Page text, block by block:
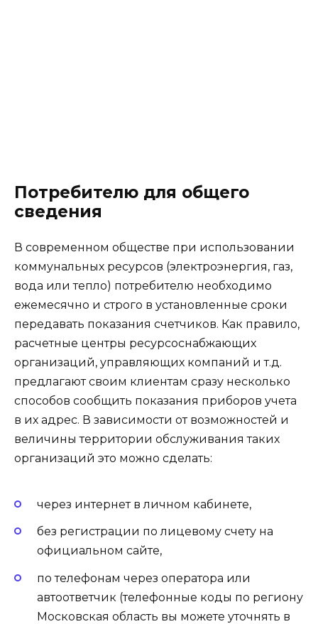
Потребителю для общего
сведения
В современном обществе при использовании
коммунальных ресурсов (электроэнергия, газ,
вода или тепло) потребителю необходимо
ежемесячно и строго в установленные сроки
передавать показания счетчиков. Как правило,
расчетные центры ресурсоснабжающих
организаций, управляющих компаний и т.д.
предлагают своим клиентам сразу несколько
способов сообщить показания приборов учета
в их адрес. В зависимости от возможностей и
величины территории обслуживания таких
организаций это можно сделать:
через интернет в личном кабинете,
без регистрации по лицевому счету на
официальном сайте,
по телефонам через оператора или
автоответчик (телефонные коды по региону
Московская область вы можете уточнять в